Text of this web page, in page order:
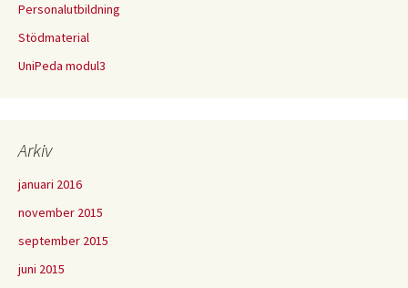
Personalutbildning
Stödmaterial
UniPeda modul3
Arkiv
januari 2016
november 2015
september 2015
juni 2015